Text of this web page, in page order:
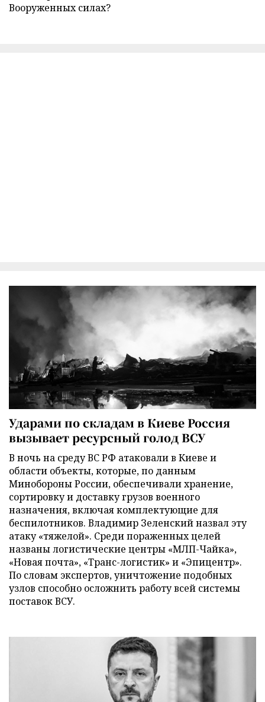
Вооруженных силах?
Ударами по складам в Киеве Россия
вызывает ресурсный голод ВСУ
В ночь на среду ВС РФ атаковали в Киеве и
области объекты, которые, по данным
Минобороны России, обеспечивали хранение,
сортировку и доставку грузов военного
назначения, включая комплектующие для
беспилотников. Владимир Зеленский назвал эту
атаку «тяжелой». Среди пораженных целей
названы логистические центры «МЛП-Чайка»,
«Новая почта», «Транс-логистик» и «Эпицентр».
По словам экспертов, уничтожение подобных
узлов способно осложнить работу всей системы
поставок ВСУ.